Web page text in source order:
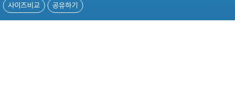
사이즈비교 공유하기